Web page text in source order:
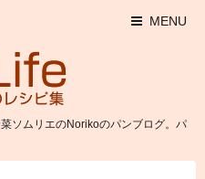
MENU
ソムリエのNorikoのパンブログ。パ